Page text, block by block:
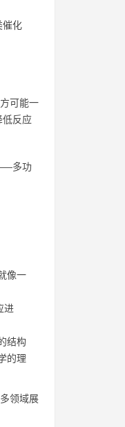
催化
可能一
低反应
多功
像一
进
结构
的理
领域展